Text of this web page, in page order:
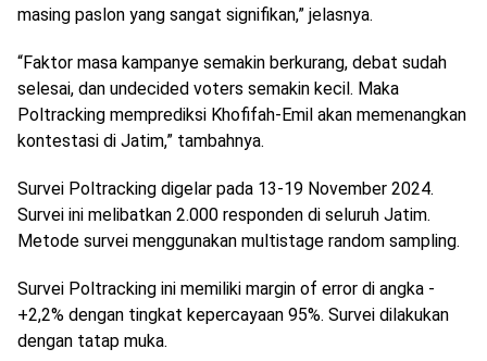
masing paslon yang sangat signifikan,” jelasnya.
“Faktor masa kampanye semakin berkurang, debat sudah
selesai, dan undecided voters semakin kecil. Maka
Poltracking memprediksi Khofifah-Emil akan memenangkan
kontestasi di Jatim,” tambahnya.
Survei Poltracking digelar pada 13-19 November 2024.
Survei ini melibatkan 2.000 responden di seluruh Jatim.
Metode survei menggunakan multistage random sampling.
Survei Poltracking ini memiliki margin of error di angka -
+2,2% dengan tingkat kepercayaan 95%. Survei dilakukan
dengan tatap muka.